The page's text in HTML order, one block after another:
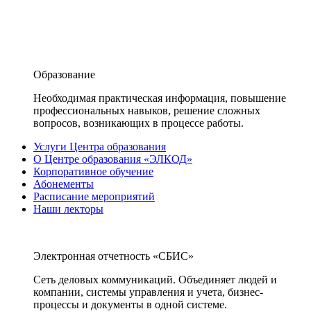
Образование
Необходимая практическая информация, повышение
профессиональных навыков, решение сложных
вопросов, возникающих в процессе работы.
Услуги Центра образования
О Центре образования «ЭЛКОД»
Корпоративное обучение
Абонементы
Расписание мероприятий
Наши лекторы
Электронная отчетность «СБИС»
Сеть деловых коммуникаций. Объединяет людей и
компании, системы управления и учета, бизнес-
процессы и документы в одной системе.